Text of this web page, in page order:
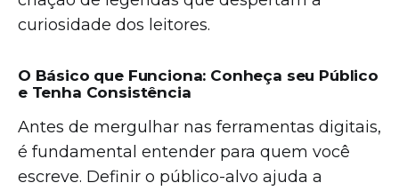
curiosidade dos leitores.
O Básico que Funciona: Conheça seu Público
e Tenha Consistência
Antes de mergulhar nas ferramentas digitais,
é fundamental entender para quem você
escreve. Definir o público-alvo ajuda a